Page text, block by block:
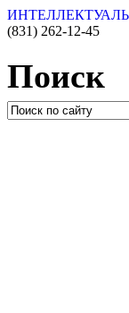
(831) 262-12-45
Поиск